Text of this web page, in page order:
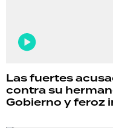
Las fuertes
contra su
Gobierno y feroz